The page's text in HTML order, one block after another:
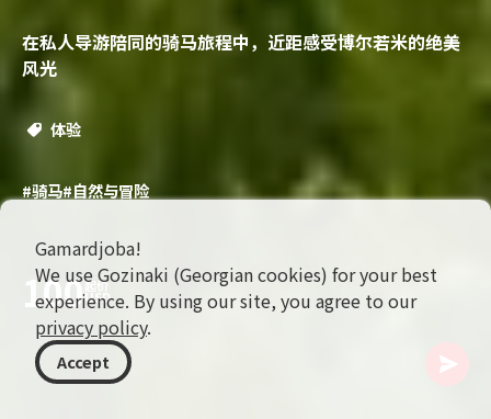
在私人导游陪同的骑马旅程中，近距感受博尔若米的绝美
风光
体验
#骑马#自然与冒险
100起价
USD
Gamardjoba!
We use Gozinaki (Georgian cookies) for your best
experience. By using our site, you agree to our
privacy policy.
Accept